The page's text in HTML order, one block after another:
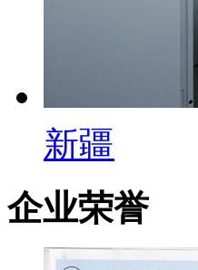
新疆
企业荣誉